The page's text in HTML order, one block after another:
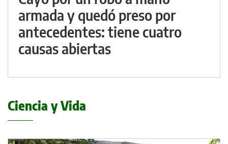
armada y quedó preso por
antecedentes: tiene cuatro
causas abiertas
Ciencia y Vida